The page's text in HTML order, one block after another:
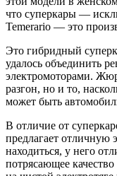
что суперкары —
Temerario — это
Это гибридный
удалось объединить
электромоторами.
разгон, но и то,
может быть
В отличие от
предлагает отличную
находиться, у него
потрясающее